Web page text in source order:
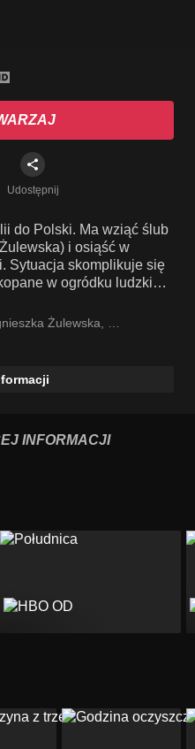
Udostępnij
do Polski. Ma wziąć ślub
i osiąść w
Sytuacja skomplikuje się
w ogródku ludzkie
Żulewska,
INFORMACJI